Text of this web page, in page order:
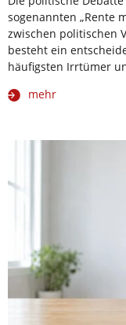
sogenannten „Rente
zwischen politischen
besteht ein
häufigsten Irrtümer
mehr